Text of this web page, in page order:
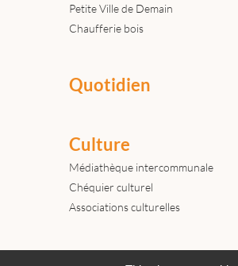
Petite Ville de Demain
Chaufferie bois
Quotidien
Culture
Médiathèque intercommunale
Chéquier culturel
Associations culturelles